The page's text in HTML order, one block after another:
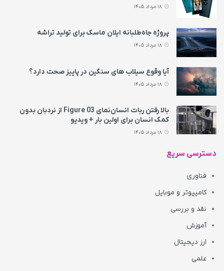
پروژه جاه‌طلبانه ایلان ماسک برای تولید تراشه
آیا وقوع سیلاب های سنگین در پاییز صحت دارد؟
بالا رفتن ربات انسان‌نمای Figure 03 از نردبان بدون
کمک انسان برای اولین بار + ویدیو
دسترسی سریع
فناوری
کامپیوتر و موبایل
نقد و بررسی
آموزش
ارز دیجیتال
علمی